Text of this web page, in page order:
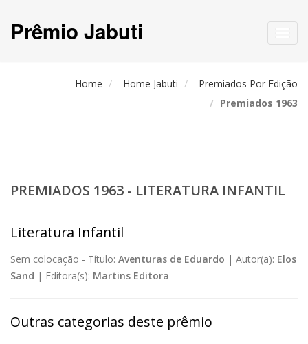
Prêmio Jabuti
Home Home Jabuti
Premiados Por Edição
Premiados 1963
PREMIADOS 1963 - LITERATURA INFANTIL
Literatura Infantil
Sem colocação - Título: Aventuras de Eduardo | Autor(a): Elos
Sand | Editora(s): Martins Editora
Outras categorias deste prêmio